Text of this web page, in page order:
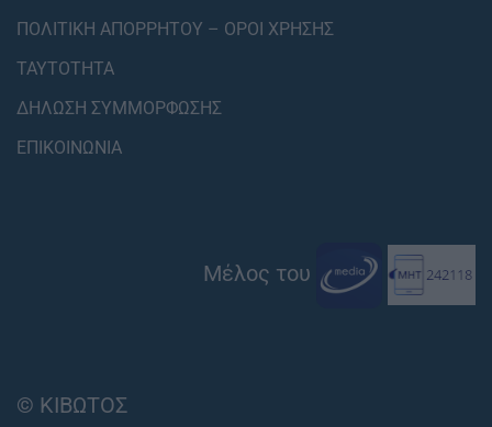
ΠΟΛΙΤΙΚΗ ΑΠΟΡΡΗΤΟΥ – ΟΡΟΙ ΧΡΗΣΗΣ
ΤΑΥΤΟΤΗΤΑ
ΔΗΛΩΣΗ ΣΥΜΜΟΡΦΩΣΗΣ
ΕΠΙΚΟΙΝΩΝΙΑ
Μέλος του
© ΚΙΒΩΤΟΣ